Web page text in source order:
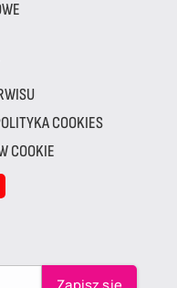
COOKIES
COOKIE